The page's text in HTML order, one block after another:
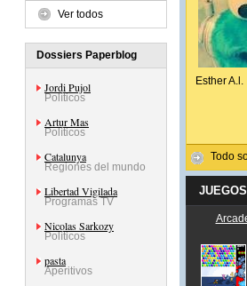
Ver todos
Dossiers Paperblog
Jordi Pujol
Políticos
Artur Mas
Políticos
Catalunya
Regiones del mundo
Libertad Vigilada
Programas TV
Nicolas Sarkozy
Políticos
pasta
Aperitivos
Esther A.l.
Todo